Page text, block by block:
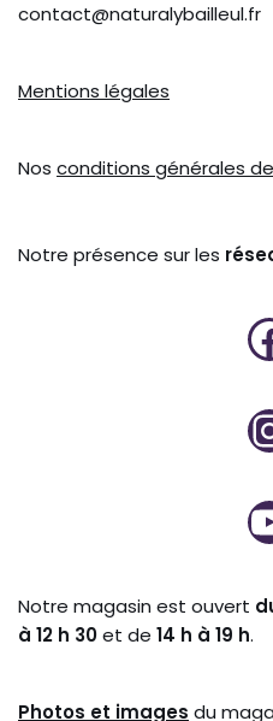
contact@naturalybailleul.fr
Mentions légales
Nos conditions générales
Notre présence sur les
Notre magasin est ouvert
à 12 h 30et de 14 h à 19 h.
Photos et images du